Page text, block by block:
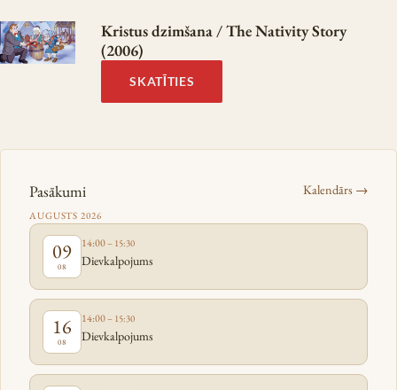
Kristus dzimšana / The Nativity Story
(2006)
SKATĪTIES
Pasākumi Kalendārs →
AUGUSTS 2026
09
08
14:00– 15:30
Dievkalpojums
16
08
14:00– 15:30
Dievkalpojums